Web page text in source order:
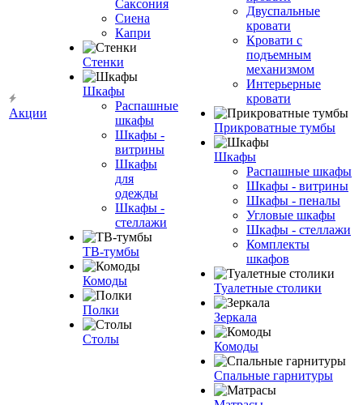
Акции
Саксония
Сиена
Капри
Стенки
Шкафы
Распашные
шкафы
Шкафы -
витрины
Шкафы
для
одежды
Шкафы -
стеллажи
ТВ-тумбы
Комоды
Полки
Столы
Двуспальные
кровати
Кровати с
подъемным
механизмом
Интерьерные
кровати
Прикроватные тумбы
Шкафы
Распашные шкафы
Шкафы - витрины
Шкафы - пеналы
Угловые шкафы
Шкафы - стеллажи
Комплекты
шкафов
Туалетные столики
Зеркала
Комоды
Спальные гарнитуры